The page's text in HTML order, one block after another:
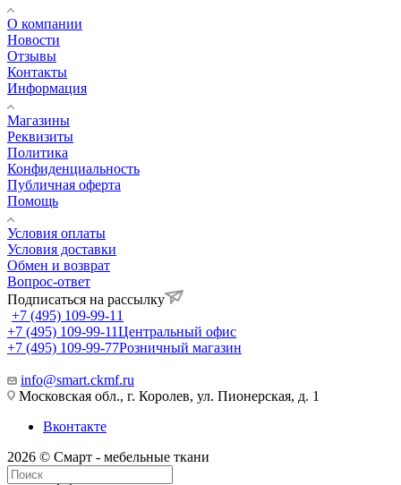
О компании
Новости
Отзывы
Контакты
Информация
Магазины
Реквизиты
Политика
Конфиденциальность
Публичная оферта
Помощь
Условия оплаты
Условия доставки
Обмен и возврат
Вопрос-ответ
Подписаться на рассылку
+7 (495) 109-99-11
+7 (495) 109-99-11Центральный офис
+7 (495) 109-99-77Розничный магазин
info@smart.ckmf.ru
Московская обл., г. Королев, ул. Пионерская, д. 1
Вконтакте
2026 © Смарт - мебельные ткани